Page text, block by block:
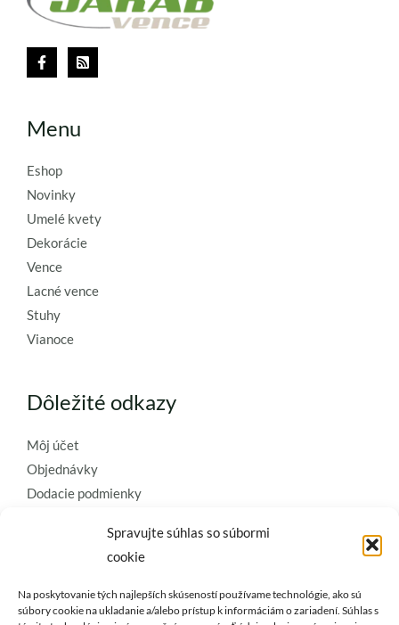
Spravujte súhlas so súbormi
cookie
Na poskytovanie tých najlepších skúseností používame technológie, ako sú
súbory cookie na ukladanie a/alebo prístup k informáciám o zariadení. Súhlas s
Menu
Eshop
Novinky
Umelé kvety
Dekorácie
Vence
Lacné vence
Stuhy
Vianoce
Dôležité odkazy
Môj účet
Objednávky
Dodacie podmienky
Ochrana osobných údajov
Zásady používania súborov cookie
Kontaktujte nás a požiadajte o